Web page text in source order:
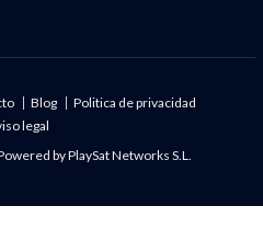
Recuperación de Datos
Blog
Politica de privacidad
legal
byPlaySat Networks S.L.